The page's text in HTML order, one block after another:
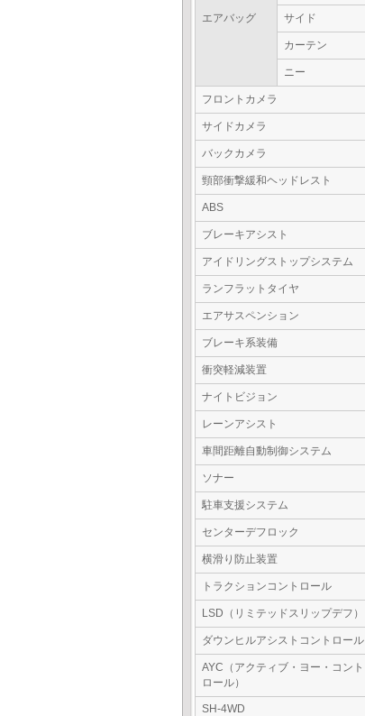
エアバッグ サイド
カーテン
ニー
フロントカメラ
サイドカメラ
バックカメラ
頸部衝撃緩和ヘッドレスト
ABS
ブレーキアシスト
アイドリングストップシステム
ランフラットタイヤ
エアサスペンション
ブレーキ系装備
衝突軽減装置
ナイトビジョン
レーンアシスト
車間距離自動制御システム
ソナー
駐車支援システム
センターデフロック
横滑り防止装置
トラクションコントロール
LSD（リミテッドスリップデフ）
ダウンヒルアシストコントロール
AYC（アクティブ・ヨー・コント
ロール）
SH-4WD